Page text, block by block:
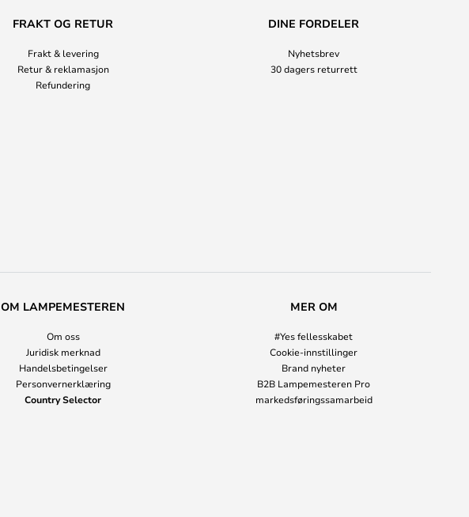
FRAKT OG RETUR
Frakt & levering
Retur & reklamasjon
Refundering
DINE FORDELER
Nyhetsbrev
30 dagers returrett
OM LAMPEMESTEREN
Om oss
Juridisk merknad
Handelsbetingelser
Personvernerklæring
Country Selector
MER OM
#Yes fellesskabet
Cookie-innstillinger
Brand nyheter
B2B Lampemesteren Pro
markedsføringssamarbeid